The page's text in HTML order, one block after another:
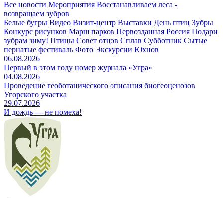
Все новости Мероприятия Восстанавливаем леса -
возвращаем зубров
Белые бугры Видео Визит-центр Выставки День птиц Зубры
Конкурс рисунков Марш парков Первозданная Россия Подари
зубрам зиму! Птицы Совет отцов Сплав Субботник Сытые
пернатые фестиваль Фото Экскурсии Юхнов
06.08.2026
Первый в этом году номер журнала «Угра»
04.08.2026
Проведение геоботанического описания биогеоценозов
Угорского участка
29.07.2026
И дождь — не помеха!